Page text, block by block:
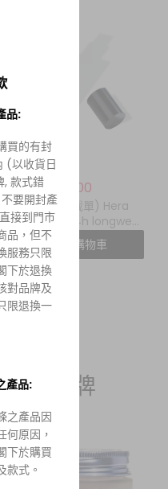
HKD $400.00
HKD $299.00
(9/8 23:59截單) Hera
silky stay 24h longwear
foundation spf20 pa
++
加入購物車
素品牌
品:
買的有封
(以收貨日
, 款式錯
要開封產
接到門市
品，但不
服務只限
下於退換
對品牌及
限退換一
產品:
之產品因
何原因，
下於購買
款式。